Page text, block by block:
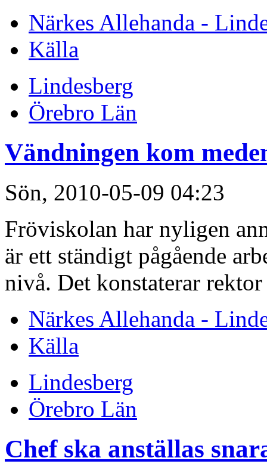
Närkes Allehanda -
Källa
Lindesberg
Örebro Län
Vändningen kom
Sön, 2010-05-09 04:23
Fröviskolan har nyligen
är ett ständigt pågående
nivå. Det konstaterar
Närkes Allehanda -
Källa
Lindesberg
Örebro Län
Chef ska anställas